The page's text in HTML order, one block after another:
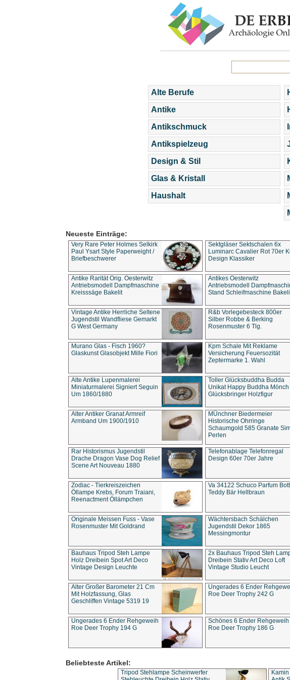
Alte Berufe
Antike
Antikschmuck
Antikspielzeug
Design & Stil
Glas & Kristall
Haushalt
Neueste Einträge:
Very Rare Peter Holmes Selkirk
Paul Ysart Style Paperweight /
Briefbeschwerer
Sektgläser Sektschalen 6x
Luminarc Cavalier Rot 70er
Design Klassiker
Antike Rarität Orig. Oesterwitz
Antriebsmodell Dampfmaschine
Kreisssäge Bakelit
Antikes Oesterwitz
Antriebsmodell
Stand Schleifmaschine
Vintage Antike Herrliche Seltene
Jugendstil Wandfliese Gemarkt
G West Germany
R&b Vorlegebesteck 800er
Silber Robbe & Berking
Rosenmuster 6 Tlg.
Murano Glas - Fisch 1960?
Glaskunst Glasobjekt Mille Fiori
Kpm Schale Mit Reklame
Versicherung Feuersozität
Zeptermarke 1. Wahl
Alte Antike Lupenmalerei
Miniaturmalerei Signiert Seguin
Um 1860/1880
Toller Glücksbuddha Budda
Unikat Happy Buddha Mönch
Glücksbringer Holzfigur
Alter Antiker Granat Armreif
Armband Um 1900/1910
MÜnchner Biedermeier
Historische Ohrringe
Schaumgold 585 Granate
Perlen
Rar Historismus Jugendstil
Drache Dragon Vase Dog Relief
Scene Art Nouveau 1880
Telefonablage Telefonregal
Design 60er 70er Jahre
Zodiac - Tierkreiszeichen
Öllampe Krebs, Forum Traiani,
Reenactment Öllämpchen
Va 34122 Schuco Parfum
Teddy Bär Hellbraun
Originale Meissen Fuss - Vase
Rosenmuster Mit Goldrand
Wächtersbach Schälchen
Jugendstil Dekor 1865
Messingmontur
Bauhaus Tripod Steh Lampe
Holz Dreibein Spot Art Deco
Vintage Design Leuchte
2x Bauhaus Tripod Steh
Dreibein Stativ Art Deco Loft
Vintage Studio Leucht
Alter Großer Barometer 21 Cm
Mit Holzfassung, Glas
Geschliffen Vintage 5319 19
Ungerades 6 Ender
Roe Deer Trophy 242 G
Ungerades 6 Ender Rehgeweih
Roe Deer Trophy 194 G
Schönes 6 Ender Rehgeweih
Roe Deer Trophy 186 G
Beliebteste Artikel:
Tripod Stehlampe Scheinwerfer